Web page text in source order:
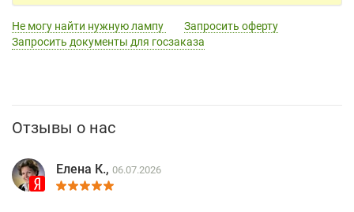
Не могу найти нужную лампу
Запросить оферту
Запросить документы для госзаказа
Отзывы о нас
Елена К., 06.07.2026